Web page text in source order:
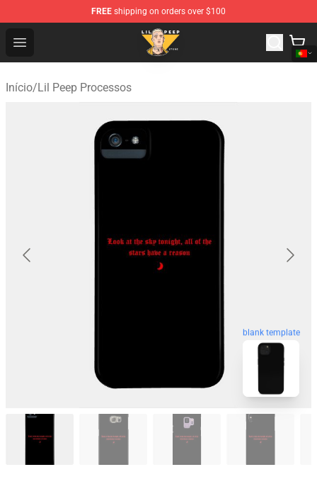
FREE shipping on orders over $100
Open menu
Lil Peep Store - Official Lil Peep Merchandise Shop
Início/Lil Peep Processos
blank template